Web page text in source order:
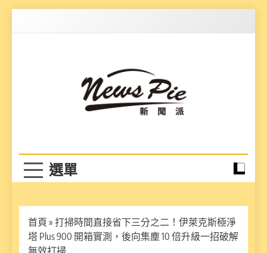
首頁 » 打掃時間直接省下三分之二！伊萊克斯極淨
塔 Plus 900 開箱實測，後向集塵 10 倍升級一招破解